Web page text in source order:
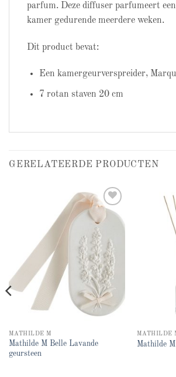
parfum. Deze diffuser parfumeert
kamer gedurende meerdere weken.
Dit product bevat:
Een kamergeurverspreider,
7 rotan staven 20 cm
GERELATEERDE PRODUCTEN
Add to
wishlist
MATHILDE M
Mathilde M Belle Lavande
geursteen
MATHILDE
Mathilde